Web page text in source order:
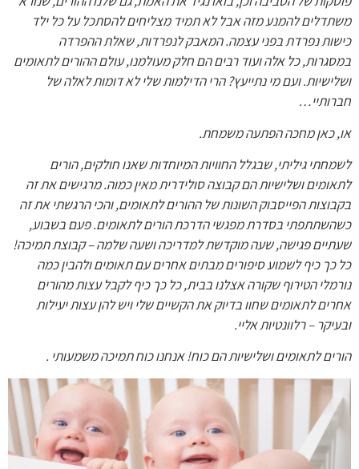
משתדלים להמנע מזה אבל לא תמיד מצליחים להסתכל על כל ילד
כישות נפרדת בפני עצמה. המאבק לנפרדות, שאלת ההפרדה
במסגרות, כל אלה ועוד רבים הם חלק מעולמנו, עולם ההורים לתאומים
ושלישיות. ועם מי נתייעץ? הרי הדילמות שלי לא דומות לאלה של
חברותיי…
או, כאן מחכה הפתעה משמחת.
לשמחתי גיליתי, שבגלל החוויות המיוחדות שאנו חולקים, הורים
לתאומים ושלישיות הם קבוצה סולידרית מאין כמוה. מרגישים את זה
בקבוצות הפייסבוק השונות של ההורים לתאומים, והכי הרגשתי את זה
כשהשתתפתי בסדרת מפגשי הדרכת הורים לתאומים. פעם בשבוע,
שעתיים פגישה, שעה מוקדשת למדריכה ושעה שלמה – קבוצת תמיכה!
כל כך כיף לשמוע סיפורים מבתים אחרים עם תאומים ולהבין כמה
נורמלי הטירוף שקורה אצלנו בבית, כל כך כיף לקבל עצות מהורים
אחרים לתאומים שחוו בדיוק את הקשיים שלי ויש להן עצות יעילות
ובעיקר – רלוונטיות אליי.
הורים לתאומים ושלישיות הם כוח! אנחנו כוח תמיכה משמעותי .